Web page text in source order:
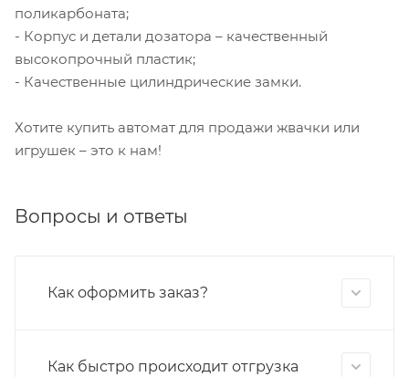
поликарбоната;
- Корпус и детали дозатора – качественный
высокопрочный пластик;
- Качественные цилиндрические замки.
Хотите купить автомат для продажи жвачки или
игрушек – это к нам!
Вопросы и ответы
Как оформить заказ?
Как быстро происходит отгрузка